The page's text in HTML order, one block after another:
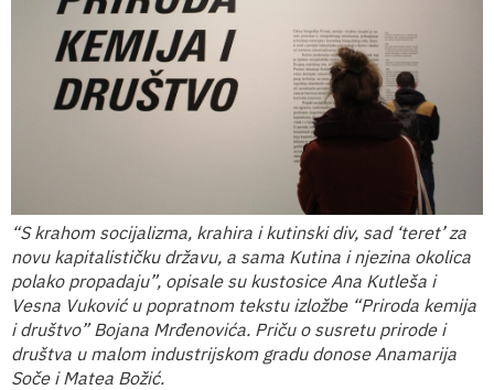
“S krahom socijalizma, krahira i kutinski div, sad ‘teret’ za
novu kapitalističku državu, a sama Kutina i njezina okolica
polako propadaju”, opisale su kustosice Ana Kutleša i
Vesna Vuković u popratnom tekstu izložbe “Priroda kemija
i društvo” Bojana Mrđenovića. Priču o susretu prirode i
društva u malom industrijskom gradu donose Anamarija
Soče i Matea Božić.